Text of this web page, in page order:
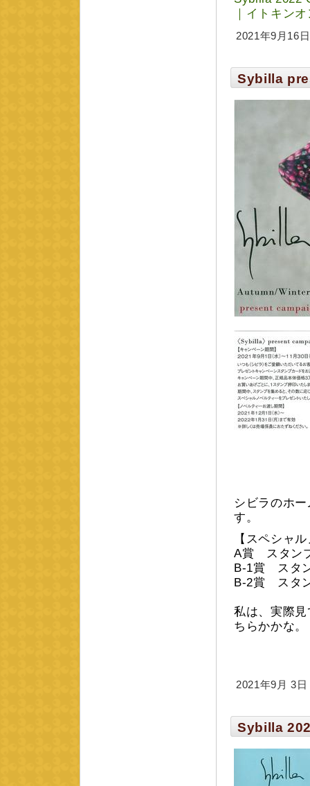
｜イトキン
2021年9月16
Sybilla
シビラのホ
す。
【スペシャ
A賞 スタン
B-1賞 スタ
B-2賞 スタ
私は、実際
ちらかかな。
2021年9月 3
Sybilla